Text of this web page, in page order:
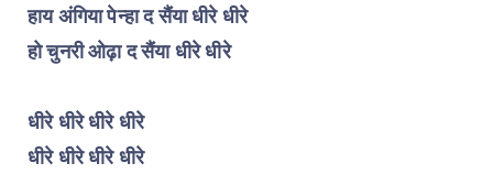
हाय अंगिया पेन्हा द सैंया धीरे धीरे
हो चुनरी ओढ़ा द सैंया धीरे धीरे
धीरे धीरे धीरे धीरे
धीरे धीरे धीरे धीरे